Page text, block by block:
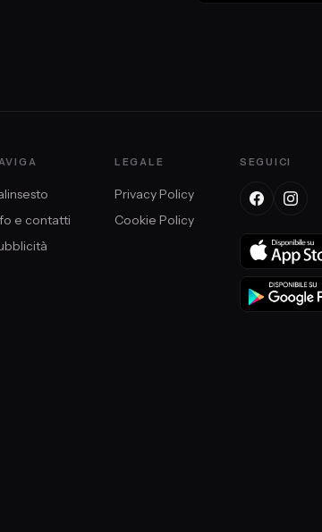
e contatti
LEGALE
Privacy Policy
Cookie Policy
SEGUICI